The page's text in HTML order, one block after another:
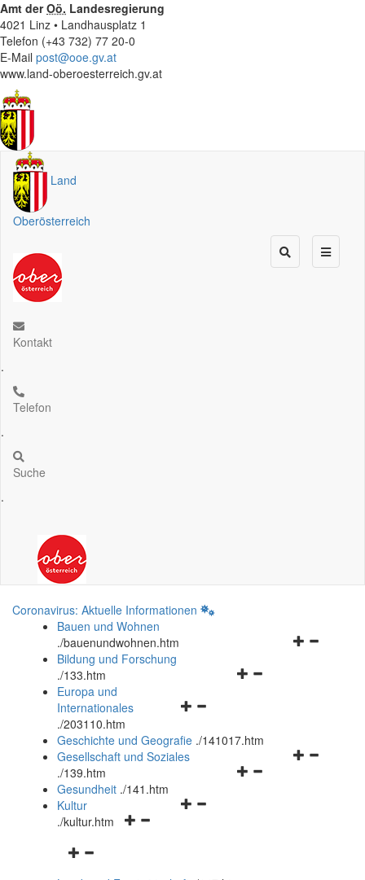
Amt derOö. Landesregierung
4021 Linz • Landhausplatz 1
Telefon (+43 732) 77 20-0
E-Mail post@ooe.gv.at
www.land-oberoesterreich.gv.at
Land
Oberösterreich
Kontakt
.
Telefon
.
Suche
.
Coronavirus: Aktuelle Informationen
Bauen und Wohnen
./bauenundwohnen.htm
Navigationsmenü
Bildung und Forschung
./133.htm
Navigationsmenü
und
schließen
Europa und
Internationales
./203110.htm
Geschichte und Geografie ./141017.htm
Navigationsmenü
Gesellschaft und Soziales
./139.htm
Navigationsmenü
Gesundheit ./141.htm
Navigationsmenü
Kultur
./kultur.htm
Navigationsmenü